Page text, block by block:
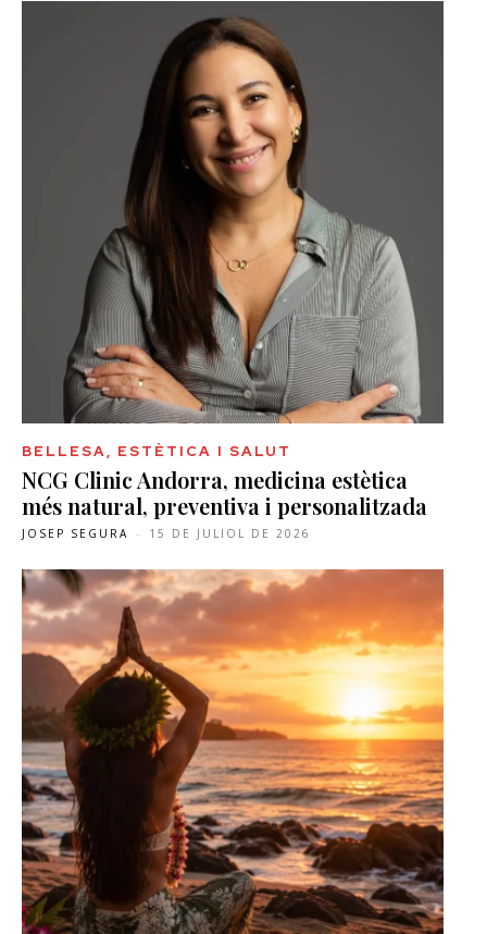
BELLESA, ESTÈTICA I SALUT
NCG Clinic Andorra, medicina estètica
més natural, preventiva i personalitzada
JOSEP SEGURA - 15 DE JULIOL DE 2026